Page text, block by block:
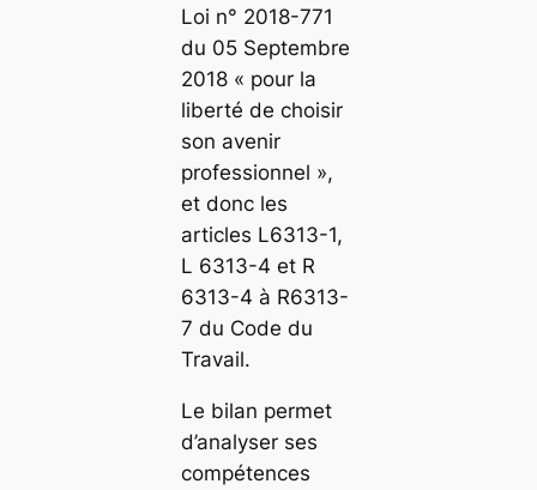
Loi n° 2018-771
du 05 Septembre
2018 « pour la
liberté de choisir
son avenir
professionnel »,
et donc les
articles L6313-1,
L 6313-4 et R
6313-4 à R6313-
7 du Code du
Travail.
Le bilan permet
d’analyser ses
compétences